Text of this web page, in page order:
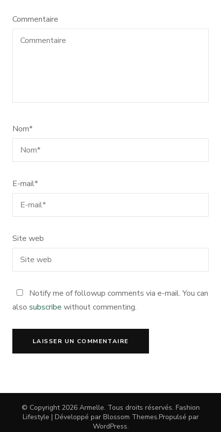
Commentaire
Nom*
E-mail*
Site web
Notify me of followup comments via e-mail. You can
also subscribe without commenting.
© Copyright 2026 Armelle. Tous droits réservés. Fashion
Lifestyle | Développé par Blossom Themes.Propulsé par
WordPress.